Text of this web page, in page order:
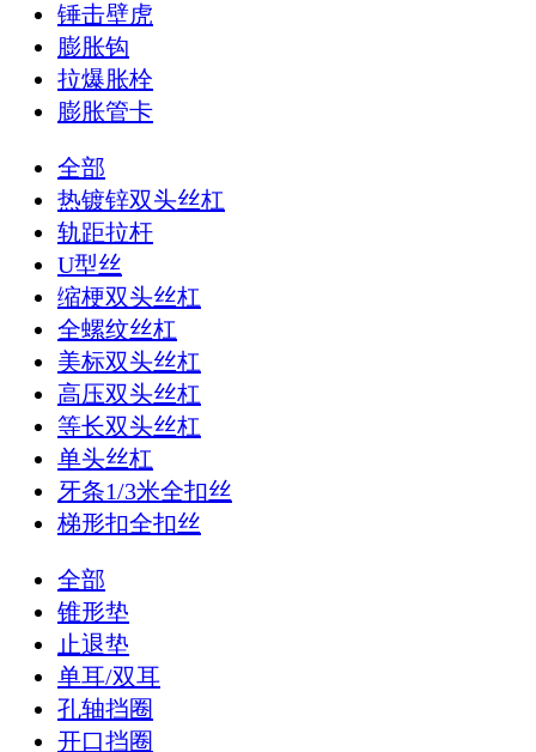
锤击壁虎
膨胀钩
拉爆胀栓
膨胀管卡
全部
热镀锌双头丝杠
轨距拉杆
U型丝
缩梗双头丝杠
全螺纹丝杠
美标双头丝杠
高压双头丝杠
等长双头丝杠
单头丝杠
牙条1/3米全扣丝
梯形扣全扣丝
全部
锥形垫
止退垫
单耳/双耳
孔轴挡圈
开口挡圈